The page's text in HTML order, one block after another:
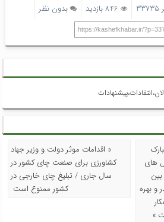
846 بازدید
بدون نظر
https://kashefkhabar.ir/
های
و بهره
۲ راهکار
»
« اقدامات موثر دولت و وزیر جهاد
کشاورزی برای صنعت چای کشور در
سال جاری / تبلیغ چای خارجی در
کشور ممنوع است